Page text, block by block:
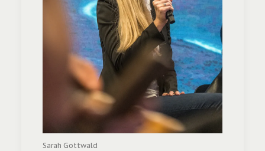
Sarah Gottwald